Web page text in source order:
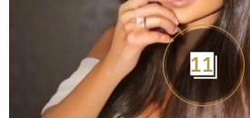
11